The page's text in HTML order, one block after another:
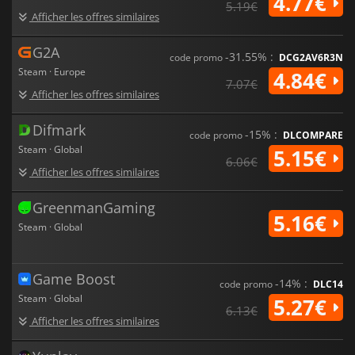
univers délicieusement perturbant.
Les créatures
cauchemardesques qui peuplent le STEM ne vous feront pas de
cadeaux. Âmes sensibles, s'abstenir.
Afficher les offres similaires
5.19€
G2A
Steam · Europe
Afficher les offres similaires
code promo-31.55% : DCG2AV6R3N
7.07€ 4.84€
Difmark
Steam · Global
Afficher les offres similaires
code promo-15% : DLCOMPARE
6.06€ 5.15€
GreenmanGaming
Steam · Global 5.16€
Game Boost
Steam · Global
Afficher les offres similaires
code promo-14% : DLC14
6.13€ 5.27€